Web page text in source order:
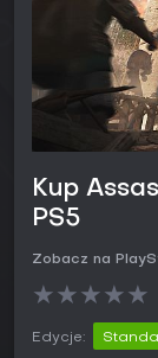
Kup
PS5
Zobacz na
★★★★★
Edycje: